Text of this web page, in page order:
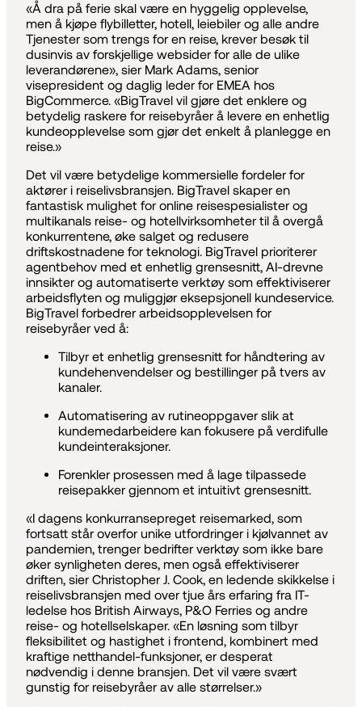
«Å dra på ferie skal være en hyggelig opplevelse,
men å kjøpe flybilletter, hotell, leiebiler og alle andre
Tjenester som trengs for en reise, krever besøk til
dusinvis av forskjellige websider for alle de ulike
leverandørene», sier Mark Adams, senior
visepresident og daglig leder for EMEA hos
BigCommerce. «BigTravel vil gjøre det enklere og
betydelig raskere for reisebyråer å levere en enhetlig
kundeopplevelse som gjør det enkelt å planlegge en
reise.»
Det vil være betydelige kommersielle fordeler for
aktører i reiselivsbransjen. BigTravel skaper en
fantastisk mulighet for online reisespesialister og
multikanals reise- og hotellvirksomheter til å overgå
konkurrentene, øke salget og redusere
driftskostnadene for teknologi. BigTravel prioriterer
agentbehov med et enhetlig grensesnitt, AI-drevne
innsikter og automatiserte verktøy som effektiviserer
arbeidsflyten og muliggjør eksepsjonell kundeservice.
BigTravel forbedrer arbeidsopplevelsen for
reisebyråer ved å:
Tilbyr et enhetlig grensesnitt for håndtering av
kundehenvendelser og bestillinger på tvers av
kanaler.
Automatisering av rutineoppgaver slik at
kundemedarbeidere kan fokusere på verdifulle
kundeinteraksjoner.
Forenkler prosessen med å lage tilpassede
reisepakker gjennom et intuitivt grensesnitt.
«I dagens konkurransepreget reisemarked, som
fortsatt står overfor unike utfordringer i kjølvannet av
pandemien, trenger bedrifter verktøy som ikke bare
øker synligheten deres, men også effektiviserer
driften, sier Christopher J. Cook, en ledende skikkelse i
reiselivsbransjen med over tjue års erfaring fra IT-
ledelse hos British Airways, P&O Ferries og andre
reise- og hotellselskaper. «En løsning som tilbyr
fleksibilitet og hastighet i frontend, kombinert med
kraftige netthandel-funksjoner, er desperat
nødvendig i denne bransjen. Det vil være svært
gunstig for reisebyråer av alle størrelser.»